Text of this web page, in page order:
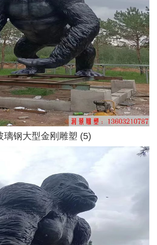
璃钢大型金刚雕塑 (5)